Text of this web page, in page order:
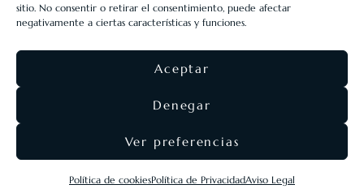
sitio. No consentir o retirar el consentimiento, puede afectar
negativamente a ciertas características y funciones.
Aceptar
Denegar
Ver preferencias
Política de cookiesPolítica de PrivacidadAviso Legal
competitividad de las PYMES, y gracias al cual ha puesto en
marcha un Plan de Acción con el objetivo de reforzar la
digitalización y la competitividad de las pymes durante el año
2025. Para ello ha contado con el apoyo del Programa Pyme
Digital de la Cámara de Comercio de León.
Eolas Ediciones2026 ·SEO & diseño webAgencia